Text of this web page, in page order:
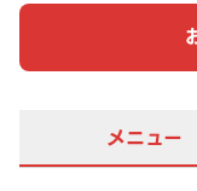
メニュー